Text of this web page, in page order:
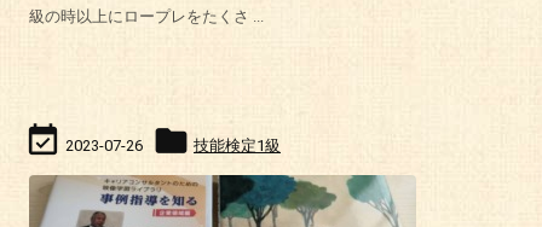
級の時以上にロープレをたくさ ...
 2023-07-26  技能検定1級